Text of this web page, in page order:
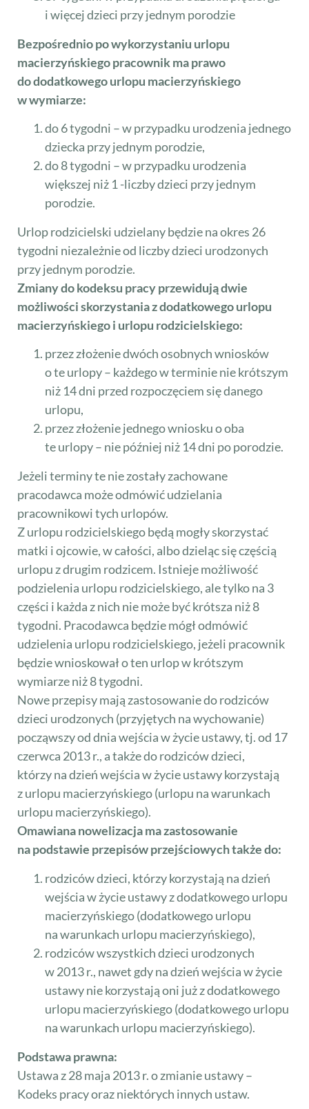
i więcej dzieci przy jednym porodzie
Bezpośrednio po wykorzystaniu urlopu
macierzyńskiego pracownik ma prawo
do dodatkowego urlopu macierzyńskiego
w wymiarze:
do 6 tygodni – w przypadku urodzenia jednego
dziecka przy jednym porodzie,
do 8 tygodni – w przypadku urodzenia
większej niż 1 -liczby dzieci przy jednym
porodzie.
Urlop rodzicielski udzielany będzie na okres 26
tygodni niezależnie od liczby dzieci urodzonych
przy jednym porodzie.
Zmiany do kodeksu pracy przewidują dwie
możliwości skorzystania z dodatkowego urlopu
macierzyńskiego i urlopu rodzicielskiego:
przez złożenie dwóch osobnych wniosków
o te urlopy – każdego w terminie nie krótszym
niż 14 dni przed rozpoczęciem się danego
urlopu,
przez złożenie jednego wniosku o oba
te urlopy – nie później niż 14 dni po porodzie.
Jeżeli terminy te nie zostały zachowane
pracodawca może odmówić udzielania
pracownikowi tych urlopów.
Z urlopu rodzicielskiego będą mogły skorzystać
matki i ojcowie, w całości, albo dzieląc się częścią
urlopu z drugim rodzicem. Istnieje możliwość
podzielenia urlopu rodzicielskiego, ale tylko na 3
części i każda z nich nie może być krótsza niż 8
tygodni. Pracodawca będzie mógł odmówić
udzielenia urlopu rodzicielskiego, jeżeli pracownik
będzie wnioskował o ten urlop w krótszym
wymiarze niż 8 tygodni.
Nowe przepisy mają zastosowanie do rodziców
dzieci urodzonych (przyjętych na wychowanie)
począwszy od dnia wejścia w życie ustawy, tj. od 17
czerwca 2013 r., a także do rodziców dzieci,
którzy na dzień wejścia w życie ustawy korzystają
z urlopu macierzyńskiego (urlopu na warunkach
urlopu macierzyńskiego).
Omawiana nowelizacja ma zastosowanie
na podstawie przepisów przejściowych także do:
rodziców dzieci, którzy korzystają na dzień
wejścia w życie ustawy z dodatkowego urlopu
macierzyńskiego (dodatkowego urlopu
na warunkach urlopu macierzyńskiego),
rodziców wszystkich dzieci urodzonych
w 2013 r., nawet gdy na dzień wejścia w życie
ustawy nie korzystają oni już z dodatkowego
urlopu macierzyńskiego (dodatkowego urlopu
na warunkach urlopu macierzyńskiego).
Podstawa prawna:
Ustawa z 28 maja 2013 r. o zmianie ustawy –
Kodeks pracy oraz niektórych innych ustaw.